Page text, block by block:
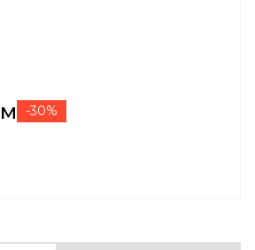
-30%